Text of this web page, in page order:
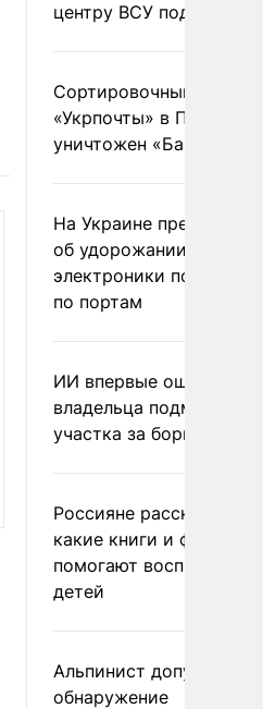
центру ВСУ под Киевом
Сортировочный пункт
«Укрпочты» в
уничтожен
На Украине
об удорожании
электроники после
по портам
ИИ впервые
владельца
участка за борщевик
Россияне рассказали,
какие книги и фильмы
помогают воспитывать
детей
Альпинист допустил
обнаружение